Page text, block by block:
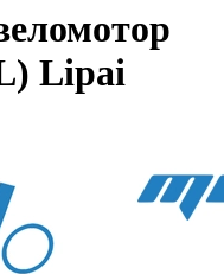
Lipai